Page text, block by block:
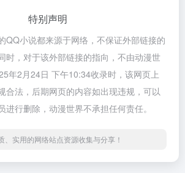
特别声明
QQ小说都来源于网络，不保证外部链接的
时，对于该外部链接的指向，不由动漫世
年2月24日 下午10:34收录时，该网页上
合法，后期网页的内容如出现违规，可以
进行删除，动漫世界不承担任何责任。
、实用的网络站点资源收集与分享！